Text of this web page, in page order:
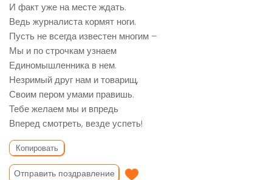
И факт уже на месте ждать.
Ведь журналиста кормят ноги.
Пусть не всегда известен многим –
Мы и по строчкам узнаем
Единомышленника в нем.
Незримый друг нам и товарищ,
Своим пером умами правишь.
Тебе желаем мы и впредь
Вперед смотреть, везде успеть!
Копировать
Отправить поздравление